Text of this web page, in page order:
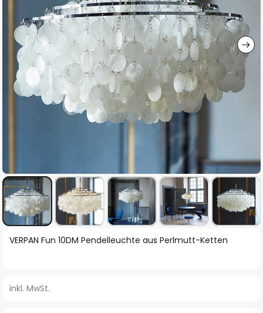
Zum
springen
VERPAN Fun 10DM Pendelleuchte aus Perlmutt-Ketten
inkl. MwSt.